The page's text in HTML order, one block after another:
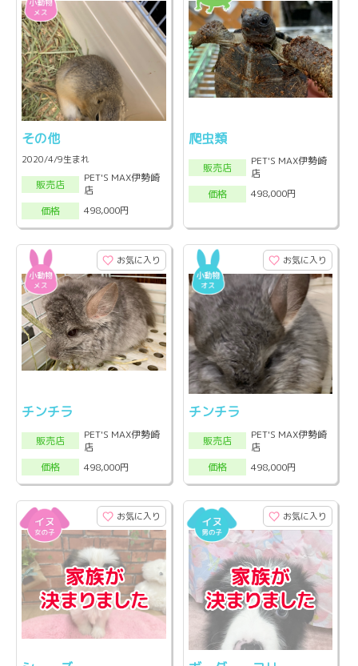
その他
2020/4/9生まれ
販売店
PET'S MAX伊勢崎
店
価格
498,000円
爬虫類
販売店
PET'S MAX伊勢崎
店
価格
498,000円
お気に入り
チンチラ
販売店
PET'S MAX伊勢崎
店
価格
498,000円
お気に入り
チンチラ
販売店
PET'S MAX伊勢崎
店
価格
498,000円
お気に入り お気に入り